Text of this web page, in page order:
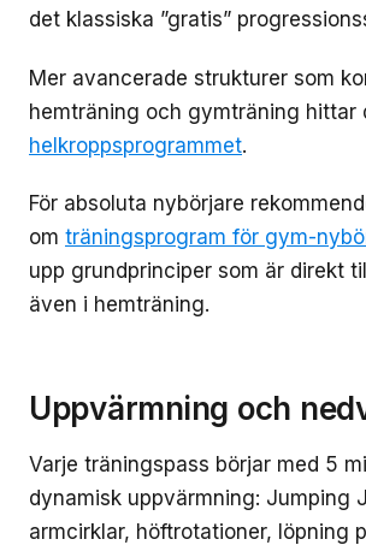
det klassiska ”gratis”
Mer avancerade strukturer som
hemträning och gymträning hittar
helkroppsprogrammet.
För absoluta nybörjare
om träningsprogram för gym-
upp grundprinciper som är direkt
även i hemträning.
Uppvärmning och
Varje träningspass börjar med 5
dynamisk uppvärmning: Jumping
armcirklar, höftrotationer, löpning